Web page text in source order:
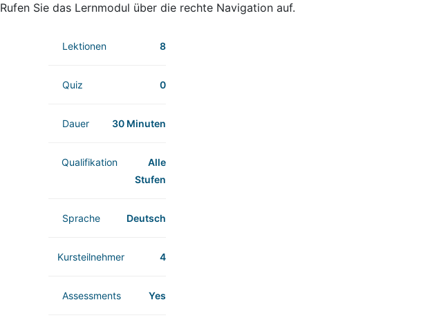
Rufen Sie das Lernmodul über die rechte Navigation auf.
Lektionen 8
Quiz 0
Dauer 30 Minuten
Qualifikation
Alle
Stufen
Sprache Deutsch
Kursteilnehmer 4
Assessments Yes